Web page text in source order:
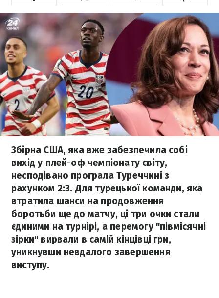
Збірна США, яка вже забезпечила собі
вихід у плей-оф чемпіонату світу,
несподівано програла Туреччині з
рахунком 2:3. Для турецької команди, яка
втратила шанси на продовження
боротьби ще до матчу, ці три очки стали
єдиними на турнірі, а перемогу "півмісячні
зірки" вирвали в самій кінцівці гри,
уникнувши невдалого завершення
виступу.